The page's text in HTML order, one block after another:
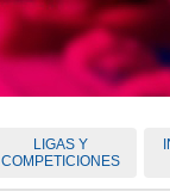
LIGAS Y
COMPETICIONES